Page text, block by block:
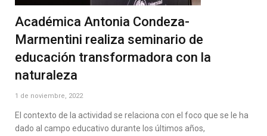
Académica Antonia Condeza-
Marmentini realiza seminario de
educación transformadora con la
naturaleza
1 de noviembre, 2022
El contexto de la actividad se relaciona con el foco que se le ha
dado al campo educativo durante los últimos años,